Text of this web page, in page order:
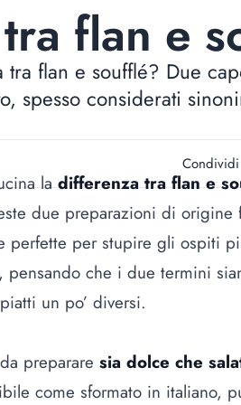
flan e
flan e soufflé? Due
spesso considerati
Condividi
ladifferenza tra flan e
due preparazioni di origine
perfette per stupire gli ospiti
pensando che i due termini
un po’ diversi.
preparare sia dolce che
come sformato in italiano,